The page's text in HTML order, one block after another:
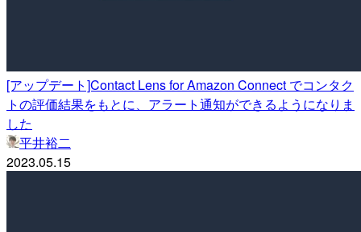
[アップデート]Contact Lens for Amazon Connect でコンタク
トの評価結果をもとに、アラート通知ができるようになりま
した
平井裕二
2023.05.15